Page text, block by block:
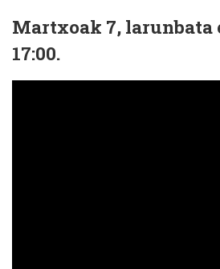
Martxoak 7, larunbata
17:00.